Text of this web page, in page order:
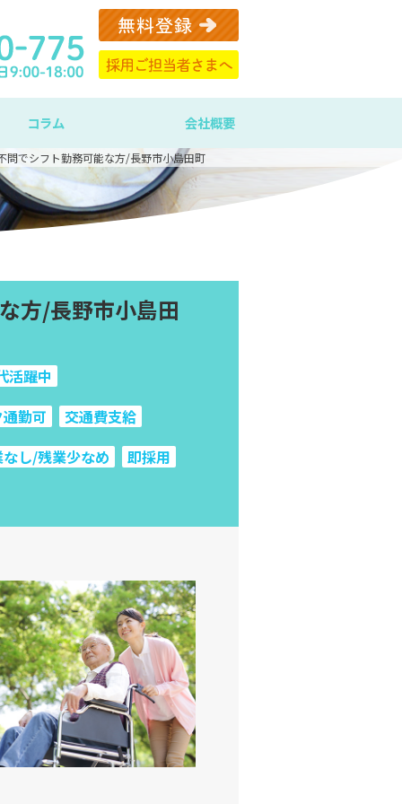
コラム 会社概要
でシフト勤務可能な方/長野市小島田町
方/長野市小島田
活躍中
勤可
交通費支給
し/残業少なめ
即採用